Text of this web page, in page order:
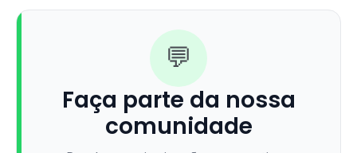
💬
Faça parte da nossa
comunidade